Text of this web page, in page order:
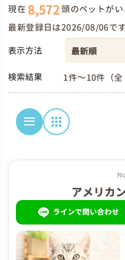
現在 8,572頭のペットがい
最新登録日は2026/08/06です
表示方法
検索結果 1件～10件（全
アメリカ
ラインで問い合わせ